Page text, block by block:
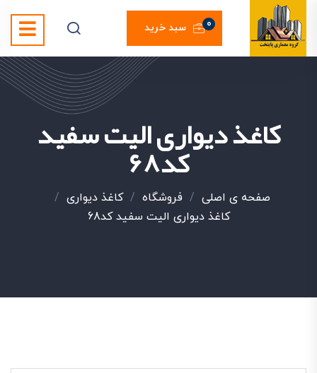
سبد خرید 0
کاغذ دیواری الیت سفید
کد68
صفحه ی اصلی / فروشگاه /کاغذ دیواری /
کاغذ دیواری الیت سفید کد68